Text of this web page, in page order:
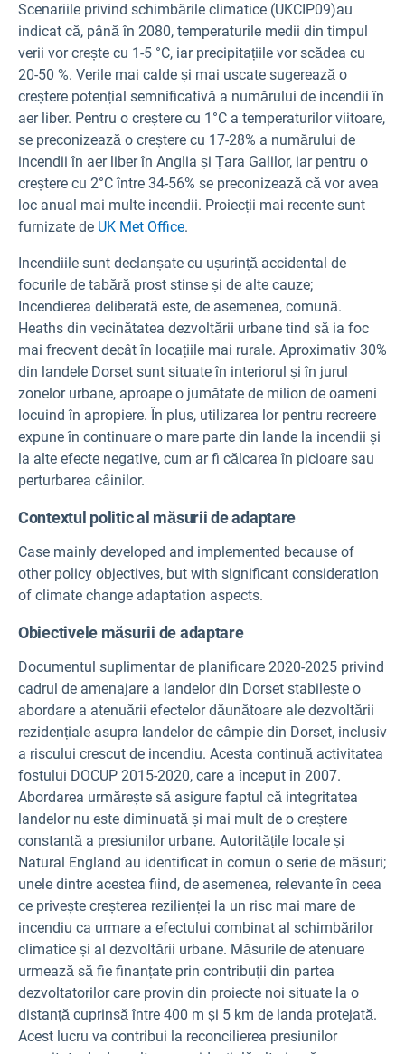
Scenariile privind schimbările climatice (UKCIP09)au
indicat că, până în 2080, temperaturile medii din timpul
verii vor crește cu 1-5 °C, iar precipitațiile vor scădea cu
20-50 %. Verile mai calde și mai uscate sugerează o
creștere potențial semnificativă a numărului de incendii în
aer liber. Pentru o creștere cu 1°C a temperaturilor viitoare,
se preconizează o creștere cu 17-28% a numărului de
incendii în aer liber în Anglia și Țara Galilor, iar pentru o
creștere cu 2°C între 34-56% se preconizează că vor avea
loc anual mai multe incendii. Proiecții mai recente sunt
furnizate de UK Met Office.
Incendiile sunt declanșate cu ușurință accidental de
focurile de tabără prost stinse și de alte cauze;
Incendierea deliberată este, de asemenea, comună.
Heaths din vecinătatea dezvoltării urbane tind să ia foc
mai frecvent decât în locațiile mai rurale. Aproximativ 30%
din landele Dorset sunt situate în interiorul și în jurul
zonelor urbane, aproape o jumătate de milion de oameni
locuind în apropiere. În plus, utilizarea lor pentru recreere
expune în continuare o mare parte din lande la incendii și
la alte efecte negative, cum ar fi călcarea în picioare sau
perturbarea câinilor.
Contextul politic al măsurii de adaptare
Case mainly developed and implemented because of
other policy objectives, but with significant consideration
of climate change adaptation aspects.
Obiectivele măsurii de adaptare
Documentul suplimentar de planificare 2020-2025 privind
cadrul de amenajare a landelor din Dorset stabilește o
abordare a atenuării efectelor dăunătoare ale dezvoltării
rezidențiale asupra landelor de câmpie din Dorset, inclusiv
a riscului crescut de incendiu. Acesta continuă activitatea
fostului DOCUP 2015-2020, care a început în 2007.
Abordarea urmărește să asigure faptul că integritatea
landelor nu este diminuată și mai mult de o creștere
constantă a presiunilor urbane. Autoritățile locale și
Natural England au identificat în comun o serie de măsuri;
unele dintre acestea fiind, de asemenea, relevante în ceea
ce privește creșterea rezilienței la un risc mai mare de
incendiu ca urmare a efectului combinat al schimbărilor
climatice și al dezvoltării urbane. Măsurile de atenuare
urmează să fie finanțate prin contribuții din partea
dezvoltatorilor care provin din proiecte noi situate la o
distanță cuprinsă între 400 m și 5 km de landa protejată.
Acest lucru va contribui la reconcilierea presiunilor